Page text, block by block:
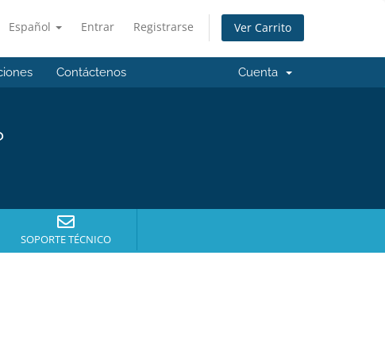
Español Entrar Registrarse Ver Carrito
Contáctenos Cuenta
SOPORTE TÉCNICO